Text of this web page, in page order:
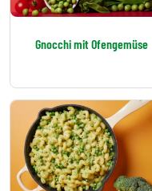
Gnocchi mit Ofengemüse